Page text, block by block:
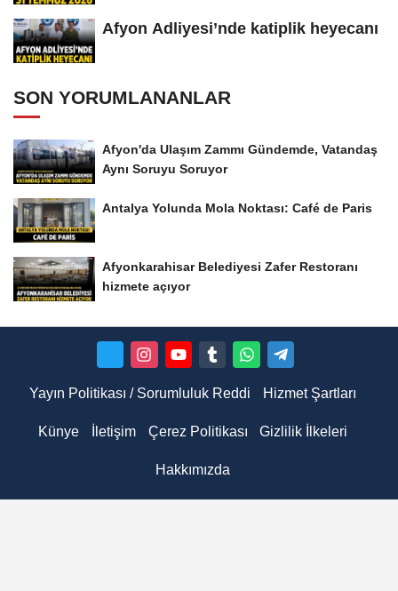
Afyon Adliyesi’nde katiplik heyecanı
SON YORUMLANANLAR
Afyon'da Ulaşım Zammı Gündemde, Vatandaş
Aynı Soruyu Soruyor
Antalya Yolunda Mola Noktası: Café de Paris
Afyonkarahisar Belediyesi Zafer Restoranı
hizmete açıyor
Yayın Politikası / Sorumluluk Reddi Hizmet Şartları
Künye İletişim Çerez Politikası Gizlilik İlkeleri
Hakkımızda